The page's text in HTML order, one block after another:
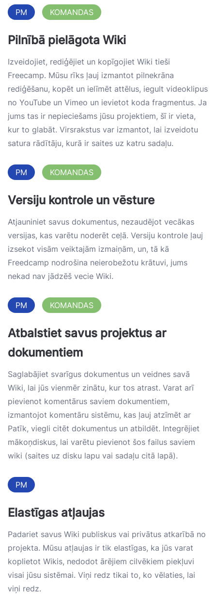
PM KOMANDAS
Pilnībā pielāgota Wiki
Izveidojiet, rediģējiet un kopīgojiet Wiki tieši
Freecamp. Mūsu rīks ļauj izmantot pilnekrāna
rediģēšanu, kopēt un ielīmēt attēlus, iegult videoklipus
no YouTube un Vimeo un ievietot koda fragmentus. Ja
jums tas ir nepieciešams jūsu projektiem, šī ir vieta,
kur to glabāt. Virsrakstus var izmantot, lai izveidotu
satura rādītāju, kurā ir saites uz katru sadaļu.
PM KOMANDAS
Versiju kontrole un vēsture
Atjauniniet savus dokumentus, nezaudējot vecākas
versijas, kas varētu noderēt ceļā. Versiju kontrole ļauj
izsekot visām veiktajām izmaiņām, un, tā kā
Freedcamp nodrošina neierobežotu krātuvi, jums
nekad nav jādzēš vecie Wiki.
PM KOMANDAS
Atbalstiet savus projektus ar
dokumentiem
Saglabājiet svarīgus dokumentus un veidnes savā
Wiki, lai jūs vienmēr zinātu, kur tos atrast. Varat arī
pievienot komentārus saviem dokumentiem,
izmantojot komentāru sistēmu, kas ļauj atzīmēt ar
Patīk, viegli citēt dokumentus un atbildēt. Integrējiet
mākoņdiskus, lai varētu pievienot šos failus saviem
wiki (saites uz disku lapu vai sadaļu citā lapā).
PM
Elastīgas atļaujas
Padariet savus Wiki publiskus vai privātus atkarībā no
projekta. Mūsu atļaujas ir tik elastīgas, ka jūs varat
koplietot Wikis, nedodot ārējiem cilvēkiem piekļuvi
visai jūsu sistēmai. Viņi redz tikai to, ko vēlaties, lai
viņi redz.